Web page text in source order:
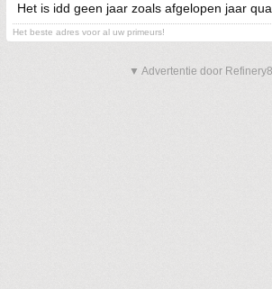
Het is idd geen jaar zoals afgelopen jaar
Het beste adres voor al uw primeurs!
▼ Advertentie door